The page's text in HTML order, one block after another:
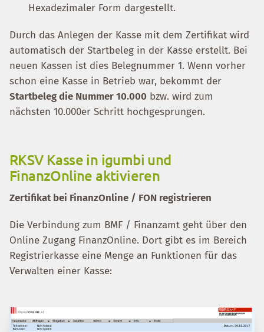
Hexadezimaler Form dargestellt.
Durch das Anlegen der Kasse mit dem Zertifikat wird
automatisch der Startbeleg in der Kasse erstellt. Bei
neuen Kassen ist dies Belegnummer 1. Wenn vorher
schon eine Kasse in Betrieb war, bekommt der
Startbeleg die Nummer 10.000 bzw. wird zum
nächsten 10.000er Schritt hochgesprungen.
RKSV Kasse in igumbi und
FinanzOnline aktivieren
Zertifikat bei FinanzOnline / FON registrieren
Die Verbindung zum BMF / Finanzamt geht über den
Online Zugang FinanzOnline. Dort gibt es im Bereich
Registrierkasse eine Menge an Funktionen für das
Verwalten einer Kasse: